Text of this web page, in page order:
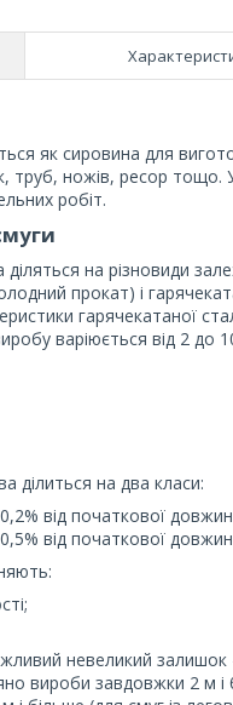
як сировина для
труб, ножів, ресор тощо.
робіт.
на різновиди
прокат) і
гарячекатаної
варіюється від 2 до
ділиться на два класи:
від початкової
від початкової
невеликий
вироби завдовжки 2 м і